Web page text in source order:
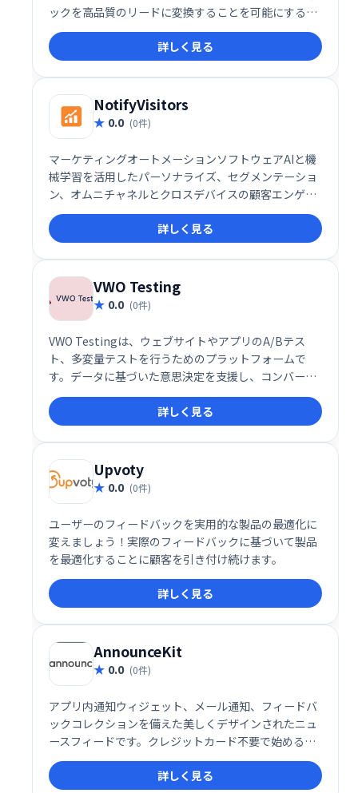
ックを高品質のリードに変換することを可能にするソ
リューションです。それはすべて、出口インテントと
呼ばれる自動化された顧客獲得テクノロジーに基づい
ています。
詳しく見る
NotifyVisitors
0.0 (0件)
マーケティングオートメーションソフトウェアAIと機
械学習を活用したパーソナライズ、セグメンテーショ
ン、オムニチャネルとクロスデバイスの顧客エンゲー
ジメント、コンバージョン率の最適化、分析ソフトウ
ェア。
詳しく見る
VWO Testing
0.0 (0件)
VWO Testingは、ウェブサイトやアプリのA/Bテス
ト、多変量テストを行うためのプラットフォームで
す。データに基づいた意思決定を支援し、コンバージ
ョン率向上やユーザー体験改善に貢献します。直感的
なインターフェースで、簡単にテストを作成・実行・
分析できます。より多くの顧客獲得と売上増加を目指
せる強力なツールです。
詳しく見る
Upvoty
0.0 (0件)
ユーザーのフィードバックを実用的な製品の最適化に
変えましょう！実際のフィードバックに基づいて製品
を最適化することに顧客を引き付け続けます。
詳しく見る
AnnounceKit
0.0 (0件)
アプリ内通知ウィジェット、メール通知、フィードバ
ックコレクションを備えた美しくデザインされたニュ
ースフィードです。クレジットカード不要で始めるこ
とができます。
詳しく見る